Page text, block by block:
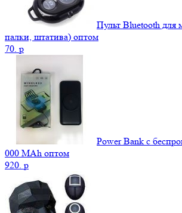
Пульт Bluetooth для
палки, штатива) оптом
70. p
Power Bank c
000 MAh оптом
920. p